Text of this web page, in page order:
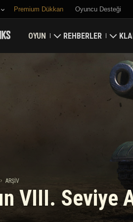
Premium Dükkan Oyuncu Desteği
OYUN
Hemen İndirin
Tankopedi
REHBERLER
Yeni Başlayanlar
Adil Oyun Politikası
Wargaming.net Game
Kale
ARŞIV
VIII. Seviye